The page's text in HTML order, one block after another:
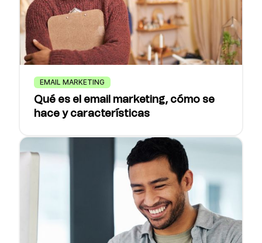
EMAIL MARKETING
Qué es el email marketing, cómo se
hace y características